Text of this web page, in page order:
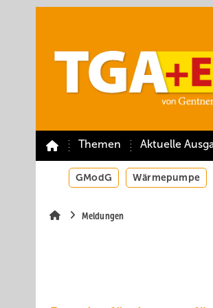
Themen Aktuelle
GModG Wärmepumpe
Meldungen